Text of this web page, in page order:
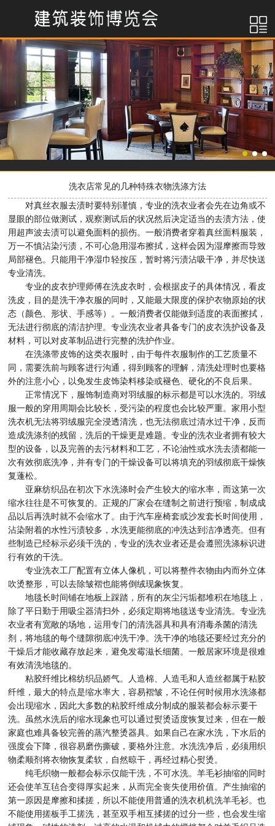
洗衣店常见的几种特殊衣物洗涤方法
对真丝衣服去渍时要特别谨慎，专业的洗衣业者会先在边角或不
显眼的部位做测试，观察测试后的状况然后决定适当的去渍方法，使
用超声波去渍可以避免面料的损伤。一般消费者穿着真丝面料服装，
万一不慎沾染污渍，不可心急用湿布擦拭，这样会因为湿摩擦而导致
局部褪色。只能用干净湿巾轻按压，暂时将污渍沾吸干净，并尽快送
专业清洗。
专业的皮衣护理师傅在洗皮衣时，会根据皮子的具体情况，看皮
洗皮，目的是洗干净衣服的同时，又能最大限度的保护衣物原始的状
态（颜色、形状、手感等）。一般消费者仅能做到适度的表面擦拭，
无法进行彻底的清洁护理。专业洗衣业者具备专门的皮衣洗护设备及
材料，可以对皮革制品进行完整的洗护作业。
在洗涤带皮饰的这类衣服时，由于每件衣服制作的工艺质量不
同，需要洗前与顾客进行沟通，得到顾客的理解，清洗处理时也要格
外的注意小心，以免发生皮饰染料移染或褪色、硬化的不良后果。
正常情况下，服饰制造商对羽绒服的标示都是可以水洗的。羽绒
服一般的穿用周期会比较长，受污染的程度也会比较严重。家用小型
洗衣机无法将羽绒服完全浸透清洗，也无法彻底过清水过干净，反而
造成洗涤剂的残留，洗后的干燥更是难题。专业的洗衣业者拥有较大
型的设备，以及完善的去污材料和工艺，不论油性或水洗去渍都能一
次有效彻底洗净，并有专门的干燥设备可以将填充的羽绒彻底干燥恢
复蓬松。
亚麻纺织品在初次下水洗涤时会产生较大的缩水率，而这第一次
缩水往往是不可恢复的。正规的厂家会在缝制之前进行预缩，制成成
品以后再洗时就不会缩水了。由于汽车座椅套或沙发套长时间使用，
沾染附着的水性污渍较多，水洗更能彻底的冲洗达到洁净透亮。但有
些制造已经标示必须干洗的，专业的洗衣业者还是会遵照洗涤标识进
行有效的干洗。
专业洗衣工厂配置有立体人像机，可以将整件衣物由内而外立体
吹烫整形，可以去除皱褶也能将倒绒现象恢复。
地毯长时间铺在地板上踩踏，所有的灰尘污垢都堆积在地毯上，
除了平日勤于用吸尘器清扫外，必须定期将地毯送专业清洗。专业洗
衣业者有宽敞的场地，运用专门的清洗器具和具有消毒杀菌的清洗
剂，将地毯的每个缝隙彻底冲洗干净。洗干净的地毯还要经过充分的
干燥后才能收藏存放起来，避免发霉滋长细菌。一般居家环境是很难
有效清洗地毯的。
粘胶纤维比棉纺织品娇气。人造棉、人造毛和人造丝都属于粘胶
纤维，最大的特点是缩水率大，容易褶皱，不论任何时候用水洗涤都
会出现缩水，因此大多数的粘胶纤维成分制成的服装都会标示要干
洗。虽然水洗后的缩水现象也可以通过熨烫适度恢复过来，但在一般
家庭也难具备较完善的蒸汽整烫器具。如果自己在家水洗，下水后的
强度会下降，很容易磨伤撕破，要格外注意。水洗洗净后，必须用织
物柔顺剂将衣物恢复柔软，自然晾干，再经过精心熨烫。
纯毛织物一般都会标示仅能干洗，不可水洗。羊毛衫抽缩的同时
还会使羊互毡合变得厚实起来，从而完全丧失使用价值。产生抽缩的
第一原因是摩擦和揉搓，所以不能使用普通的洗衣机机洗羊毛衫。也
不能使用搓板手工搓洗，甚至双手相互揉搓的过分一些，也会发生缩